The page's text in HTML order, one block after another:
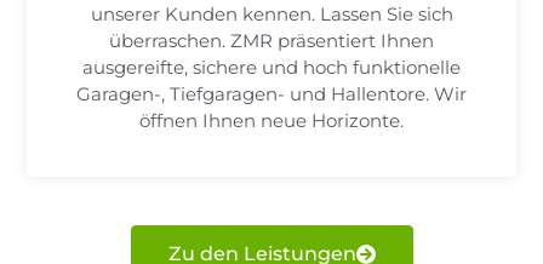
unserer Kunden kennen. Lassen Sie sich
überraschen. ZMR präsentiert Ihnen
ausgereifte, sichere und hoch funktionelle
Garagen-, Tiefgaragen- und Hallentore. Wir
öffnen Ihnen neue Horizonte.
Zu den Leistungen